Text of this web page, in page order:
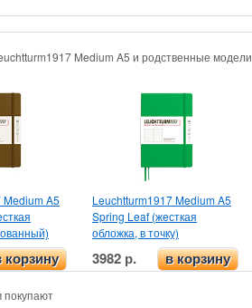
Medium A5 и родственные модели
A5
корзину
Leuchtturm1917 Medium A5
Spring Leaf (жесткая
обложка, в точку)
3982 р. в корзину
покупают